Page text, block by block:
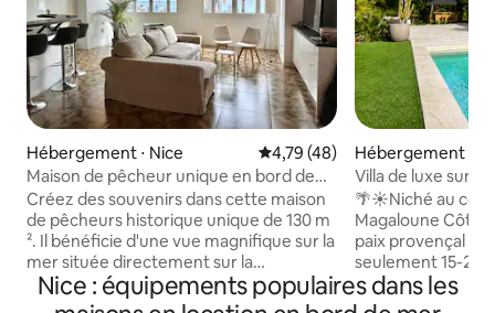
Hébergement ⋅ Nice Évaluation moyenne sur la
4,79 (48)
Maison de pêcheur unique en bord de
mer
Créez des souvenirs dans cette maison
de pêcheurs historique unique de 130 m
². Il bénéficie d'une vue magnifique sur la
mer située directement sur la
Promenade des Anglais. Idéal pour un
séjour entre amis et en famille, il se
Hébergement ⋅
Mer
Villa de luxe sur la
de la plage et du
🌴☀️Niché au
Magaloune Côte
paix provençal
seulement 15-20
plage de Serre,
centre-ville, cette
Nice : équipements populaires dans les